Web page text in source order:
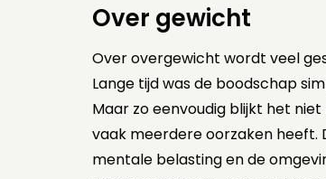
Over gewicht
Over overgewicht wordt veel
Lange tijd was de boodschap
Maar zo eenvoudig blijkt het
vaak meerdere oorzaken heeft.
mentale belasting en de